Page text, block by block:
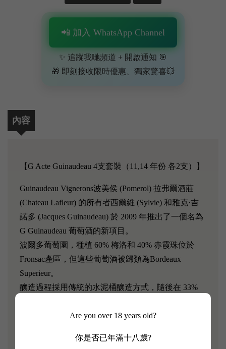
Are you over 18 years old?
你是否已年滿十八歲?
📲 加入 WhatsApp Channel
✨ 追蹤我哋頻道 + 開啟通知 🎯
🎁 即刻接收限時優惠、獨家驚喜💥
內容
【G Acte Guinaudeau 4支套裝（11,14 年份 各2支）】
Guinaudeau Vignerons波美侯 (Pomerol) 拉弗爾酒莊
(Chateau Lafleur) 的所有者西爾維 (Sylvie) 和雅克·吉
諾多 (Jacques Guinaudeau) 於 2009 年推出了一個名為
G Guinaudeau 葡萄酒的新項目。
波爾多葡萄園，種植 60% 梅洛和 40% 赤霞珠位於
Fronsac產區，但這些葡萄酒被歸類為Bordeaux
Superieur。
釀造過程採用傳統的水泥桶釀造方式，隨後在 33%
[G Acte 3 Guinaudeau Vignerons 2011]